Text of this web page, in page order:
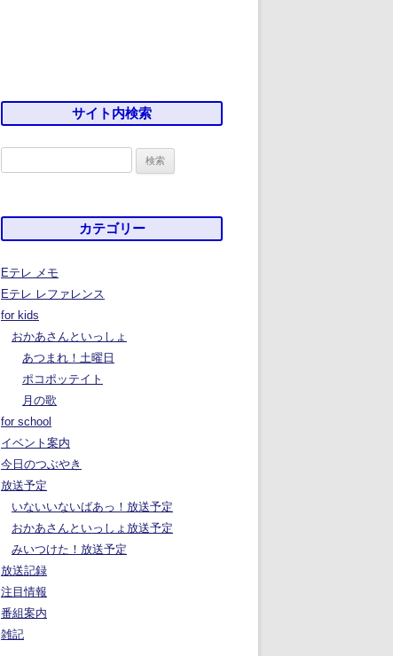
サイト内検索
カテゴリー
Eテレ メモ
Eテレ レファレンス
for kids
おかあさんといっしょ
あつまれ！土曜日
ポコポッテイト
月の歌
for school
イベント案内
今日のつぶやき
放送予定
いないいないばあっ！放送予定
おかあさんといっしょ放送予定
みいつけた！放送予定
放送記録
注目情報
番組案内
雑記